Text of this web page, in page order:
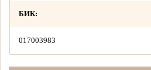
БИК:
017003983